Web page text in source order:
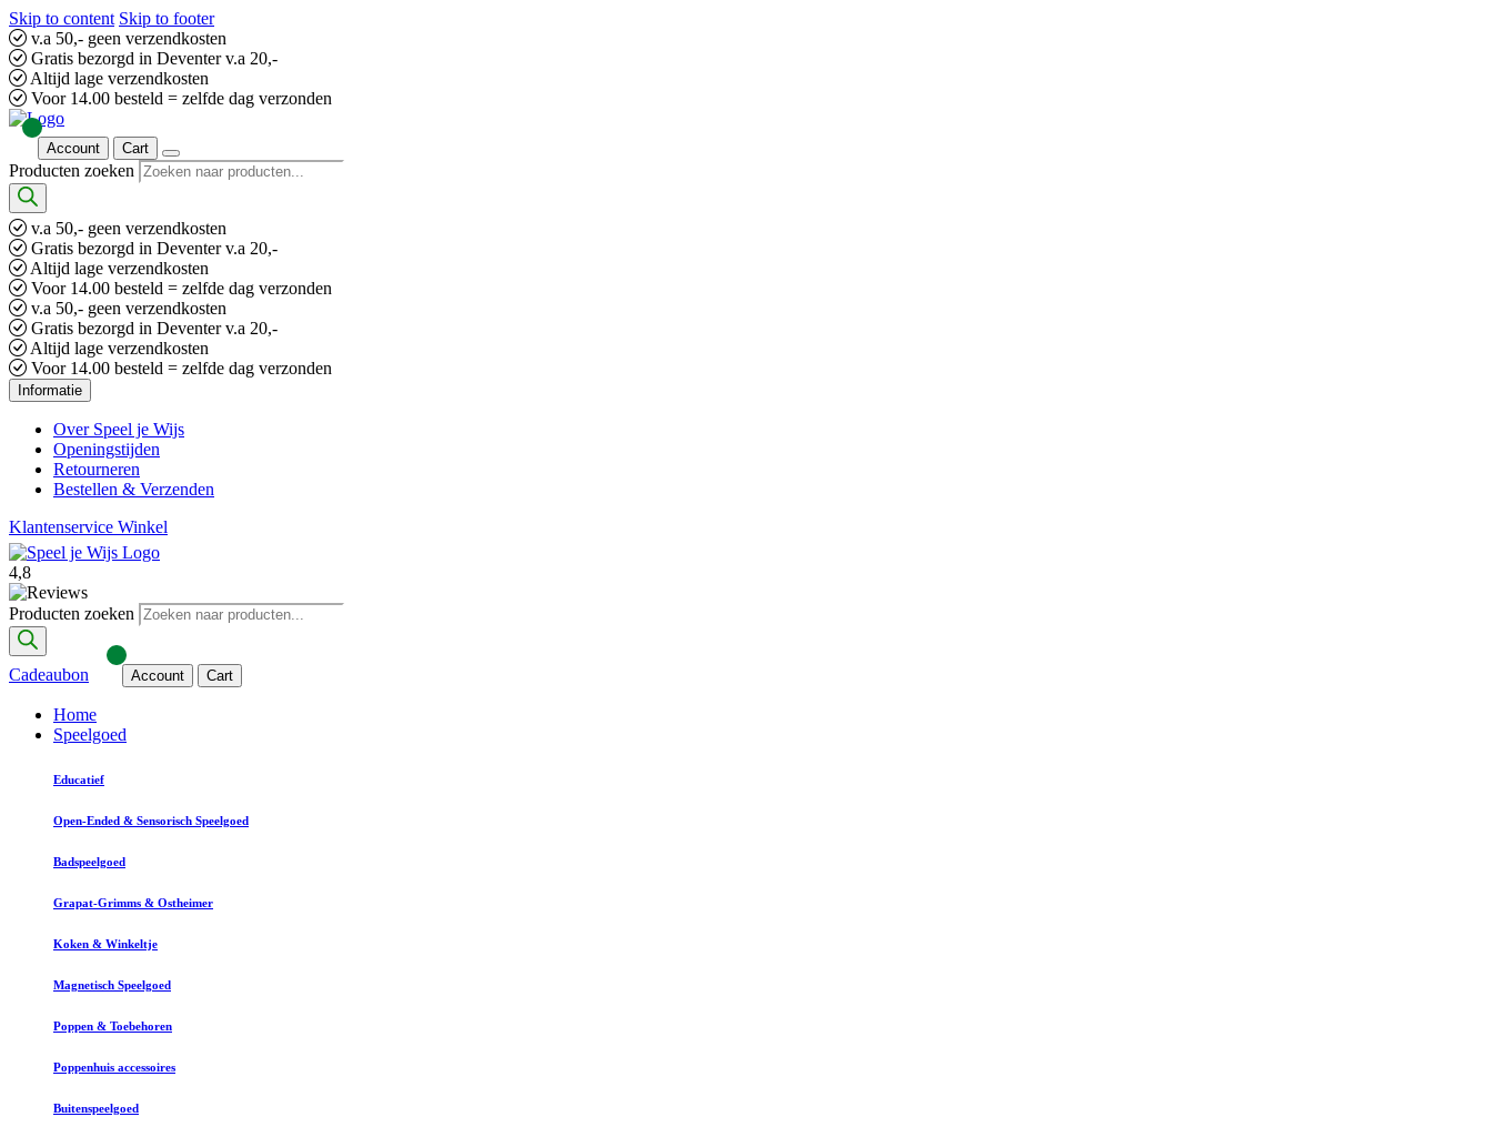
Skip to content Skip to footer
v.a 50,- geen verzendkosten
Gratis bezorgd in Deventer v.a 20,-
Altijd lage verzendkosten
Voor 14.00 besteld = zelfde dag verzonden
Account Cart
Producten zoeken
v.a 50,- geen verzendkosten
Gratis bezorgd in Deventer v.a 20,-
Altijd lage verzendkosten
Voor 14.00 besteld = zelfde dag verzonden
v.a 50,- geen verzendkosten
Gratis bezorgd in Deventer v.a 20,-
Altijd lage verzendkosten
Voor 14.00 besteld = zelfde dag verzonden
Informatie
Over Speel je Wijs
Openingstijden
Retourneren
Bestellen & Verzenden
Klantenservice Winkel
4,8
Producten zoeken
Cadeaubon Account Cart
Home
Speelgoed
Educatief
Open-Ended & Sensorisch Speelgoed
Badspeelgoed
Grapat-Grimms & Ostheimer
Koken & Winkeltje
Magnetisch Speelgoed
Poppen & Toebehoren
Poppenhuis accessoires
Buitenspeelgoed